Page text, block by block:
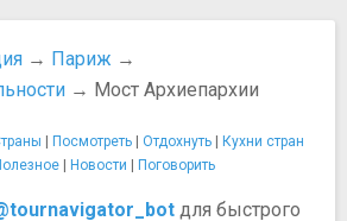
Виль (Гревская)
классификация, как правильно
районы виноделия Франции
— напиток аристократов и
во Франции
→ Париж →
→ Мост Архиепархии
| Посмотреть| Отдохнуть| Кухни стран
| Новости | Поговорить
для быстрого